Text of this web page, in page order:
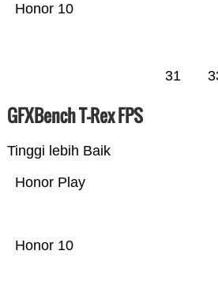
Honor 10
31
GFXBench T-Rex FPS
Tinggi lebih Baik
Honor 10
Honor Play